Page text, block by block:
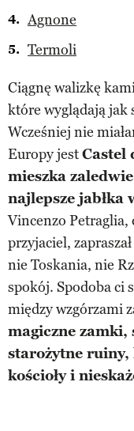
Agnone
Termoli
Ciągnę walizkę
które wyglądają jak
Wcześniej nie
Europy jestCastel
mieszka
najlepsze jabłka
Vincenzo
przyjaciel,
nie Toskania, nie
spokój. Spodoba ci
między wzgórzami
magiczne zamki,
starożytne
kościoły i